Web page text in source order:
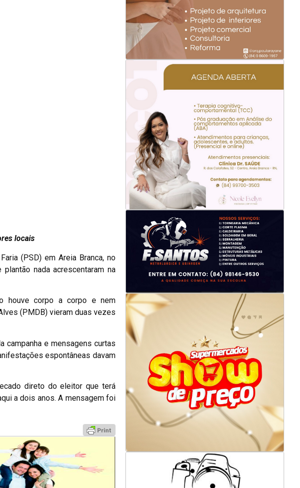
locais
(PSD) em Areia Branca, no
nada acrescentaram na
houve corpo a corpo e nem
(PMDB) vieram duas vezes
campanha e mensagens curtas
espontâneas davam
direto do eleitor que terá
a dois anos. A mensagem foi